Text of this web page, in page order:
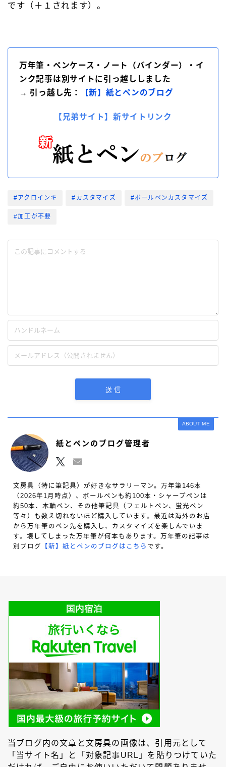
です（＋１されます）。
万年筆・ペンケース・ノート（バインダー）・イ
ンク記事は別サイトに引っ越ししました
→ 引っ越し先：
【新】紙とペンのブログ
【兄弟サイト】新サイトリンク
#アクロインキ #カスタマイズ #ボールペンカスタマイズ
#加工が不要
ABOUT ME
紙とペンのブログ管理者
文房具（特に筆記具）が好きなサラリーマン。万年筆146本
（2026年1月時点）、ボールペンも約100本・シャープペンは
約50本、木軸ペン、その他筆記具（フェルトペン、蛍光ペン
等々）も数え切れないほど購入しています。最近は海外のお店
から万年筆のペン先を購入し、カスタマイズを楽しんでいま
す。壊してしまった万年筆が何本もあります。万年筆の記事は
別ブログ
【新】紙とペンのブログはこちら です。
当ブログ内の文章と文房具の画像は、引用元として
「当サイト名」と「対象記事URL」を貼りつけていた